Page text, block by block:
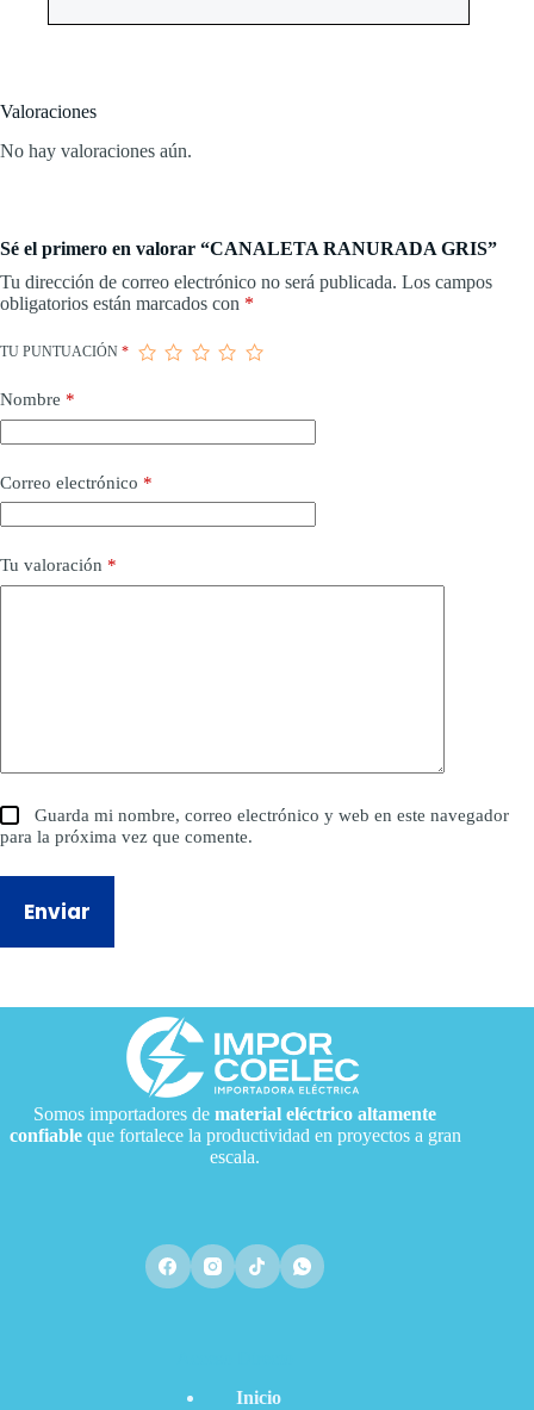
Valoraciones
No hay valoraciones aún.
Sé el primero en valorar “CANALETA RANURADA GRIS”
Tu dirección de correo electrónico no será publicada. Los campos
obligatorios están marcados con *
TU PUNTUACIÓN *
Nombre *
Correo electrónico *
Tu valoración *
Guarda mi nombre, correo electrónico y web en este navegador
para la próxima vez que comente.
Enviar
Somos importadores dematerial eléctrico altamente
confiableque fortalece la productividad en proyectos a gran
escala.
Inicio